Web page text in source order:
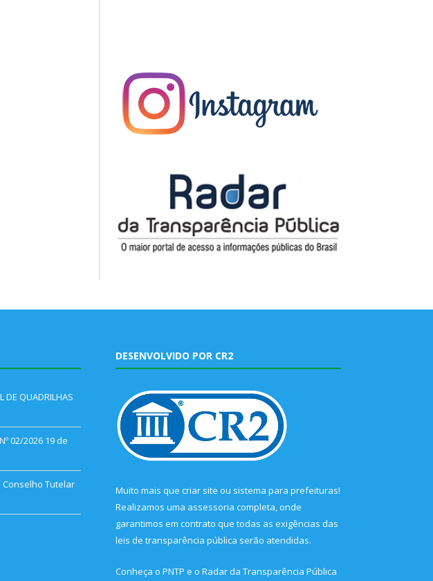
DE QUADRILHAS
02/2026 19 de
Tutelar
DESENVOLVIDO POR CR2
Muito mais que criar site ou sistema para prefeituras!
Realizamos uma assessoria completa, onde
garantimos em contrato que todas as exigências das
leis de transparência pública serão atendidas.
Conheça o PNTP e o Radar da Transparência Pública